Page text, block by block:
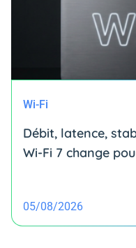
Wi-Fi
Débit, latence,
Wi-Fi 7 change
05/08/2026